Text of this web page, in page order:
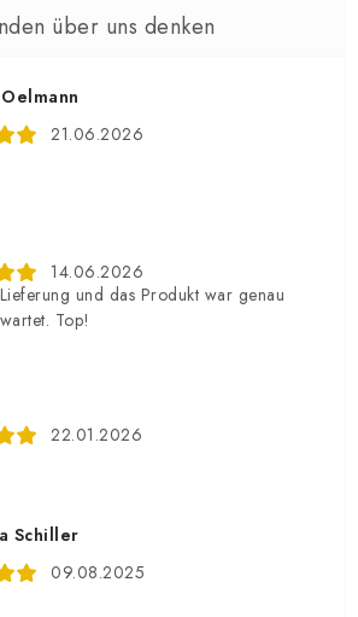
21.06.2026
14.06.2026
und das Produkt war genau
Top!
22.01.2026
Schiller
09.08.2025